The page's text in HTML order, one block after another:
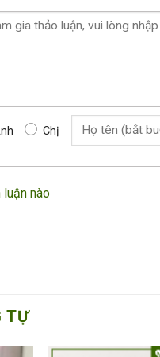
Chị
luận nào
TỰ